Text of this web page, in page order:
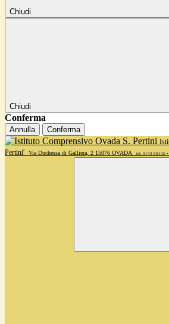
Chiudi
Chiudi
Conferma
Annulla Conferma
Pertini'
Via Duchessa di Galliera, 2 15076 OVADA tel. 0143 80135